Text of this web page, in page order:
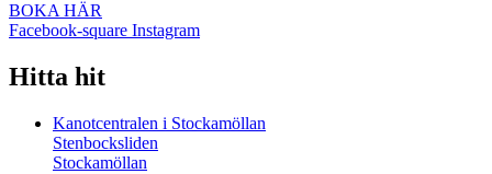
BOKA HÄR
Facebook-square Instagram
Hitta hit
Kanotcentralen i Stockamöllan
Stenbocksliden
Stockamöllan